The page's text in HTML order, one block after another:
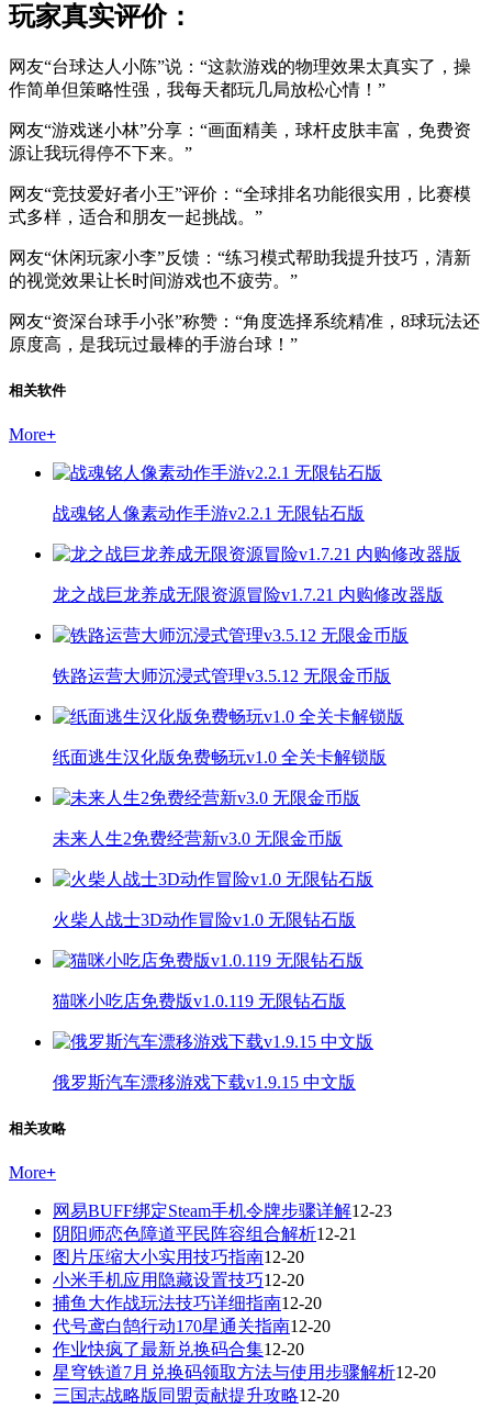
玩家真实评价：
网友“台球达人小陈”说：“这款游戏的物理效果太真实了，操
作简单但策略性强，我每天都玩几局放松心情！”
网友“游戏迷小林”分享：“画面精美，球杆皮肤丰富，免费资
源让我玩得停不下来。”
网友“竞技爱好者小王”评价：“全球排名功能很实用，比赛模
式多样，适合和朋友一起挑战。”
网友“休闲玩家小李”反馈：“练习模式帮助我提升技巧，清新
的视觉效果让长时间游戏也不疲劳。”
网友“资深台球手小张”称赞：“角度选择系统精准，8球玩法还
原度高，是我玩过最棒的手游台球！”
相关软件
More+
战魂铭人像素动作手游v2.2.1 无限钻石版
龙之战巨龙养成无限资源冒险v1.7.21 内购修改器版
铁路运营大师沉浸式管理v3.5.12 无限金币版
纸面逃生汉化版免费畅玩v1.0 全关卡解锁版
未来人生2免费经营新v3.0 无限金币版
火柴人战士3D动作冒险v1.0 无限钻石版
猫咪小吃店免费版v1.0.119 无限钻石版
俄罗斯汽车漂移游戏下载v1.9.15 中文版
相关攻略
More+
网易BUFF绑定Steam手机令牌步骤详解12-23
阴阳师恋色障道平民阵容组合解析12-21
图片压缩大小实用技巧指南12-20
小米手机应用隐藏设置技巧12-20
捕鱼大作战玩法技巧详细指南12-20
代号鸢白鹄行动170星通关指南12-20
作业快疯了最新兑换码合集12-20
星穹铁道7月兑换码领取方法与使用步骤解析12-20
三国志战略版同盟贡献提升攻略12-20